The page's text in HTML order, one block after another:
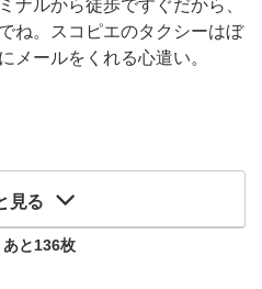
ナルから徒歩ですぐだから、
ね。スコピエのタクシーはぼ
メールをくれる心遣い。
見る
と136枚